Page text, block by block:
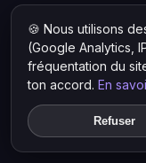
© 2026 — Tous
cookies
🍪 Nous utilisons
(Google Analytics,
fréquentation du
ton accord. En
Refuser